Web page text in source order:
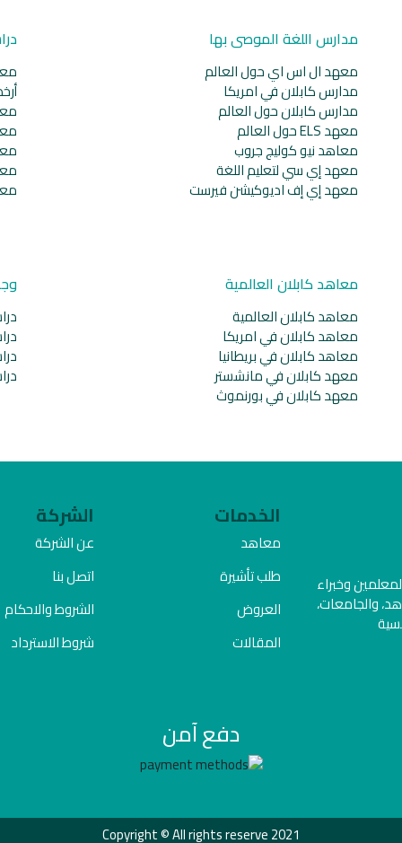
مدارس اللغة الموصى بها
معهد ال اس اي حول العالم
مدارس كابلان في امريكا
مدارس كابلان حول العالم
معهد ELS حول العالم
معاهد نيو كوليج جروب
معهد إي سي لتعليم اللغة
معهد إي إف اديوكيشن فيرست
معاهد كابلان العالمية
معاهد كابلان العالمية
معاهد كابلان في امريكا
معاهد كابلان في بريطانيا
معهد كابلان في مانشستر
معهد كابلان في بورنموث
وخبراء
والجامعات،
الخدمات
معاهد
طلب تأشيرة
العروض
المقالات
الشركة
عن الشركة
اتصل بنا
الشروط والاحكام
شروط الاسترداد
دفع آمن
Copyright © All rights reserve 2021